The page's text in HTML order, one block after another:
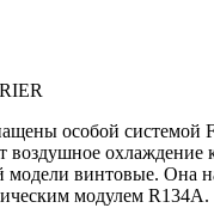
особой системой
воздушное охлаждение
модели винтовые. Она
модулем R134A.